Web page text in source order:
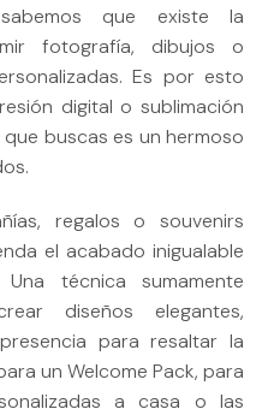
que existe la
fotografía, dibujos o
Es por esto
digital o sublimación
buscas es un hermoso
regalos o souvenirs
el acabado inigualable
técnica sumamente
diseños elegantes,
para resaltar la
un Welcome Pack, para
a casa o las